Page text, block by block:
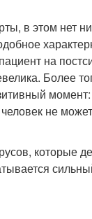
в этом нет
на
Более
не
которые